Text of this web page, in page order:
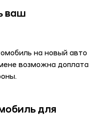
ваш
на новый авто
возможна доплата
для